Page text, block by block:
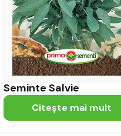
Seminte Salvie
Citeşte mai mult